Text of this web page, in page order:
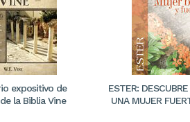
expositivo de
la Biblia Vine
ESTER:
UNA MUJER